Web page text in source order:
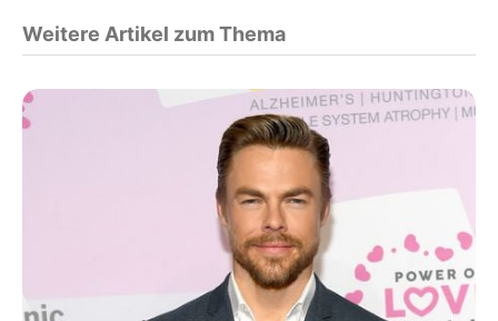
Weitere Artikel zum Thema